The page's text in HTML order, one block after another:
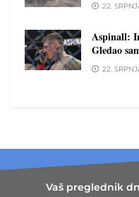
22.
Aspinall:
Gledao
22.
Vaš preglednik